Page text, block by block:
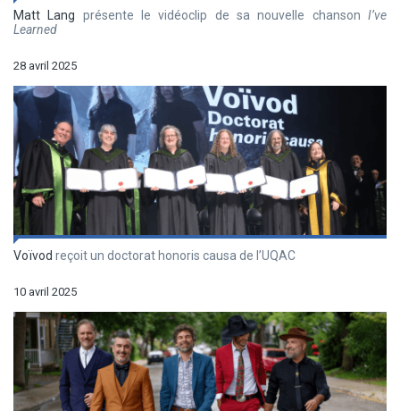
Matt Lang présente le vidéoclip de sa nouvelle chansonI’ve
Learned
28 avril 2025
Voïvod reçoit un doctorat honoris causa de l’UQAC
10 avril 2025